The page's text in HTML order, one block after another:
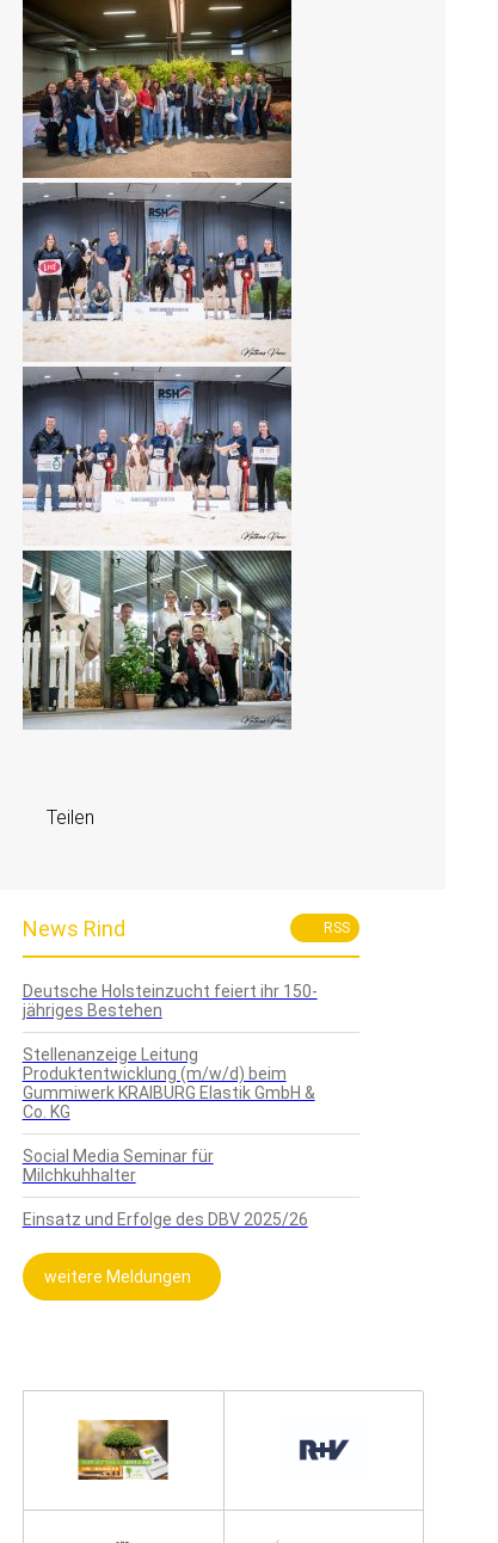
RSS
News Rind
Deutsche Holsteinzucht feiert ihr 150-
jähriges Bestehen
Stellenanzeige Leitung
Produktentwicklung (m/w/d) beim
Gummiwerk KRAIBURG Elastik GmbH &
Co. KG
Social Media Seminar für
Milchkuhhalter
Einsatz und Erfolge des DBV 2025/26
weitere Meldungen
Teilen